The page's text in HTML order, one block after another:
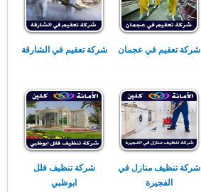
شركة تعقيم في عجمان شركة تعقيم في الشارقة
شركة تنظيف منازل في
الفجيرة
شركة تنظيف فلل
ابوظبي